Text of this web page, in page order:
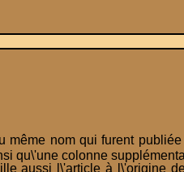
même nom qui furent
qu\'une colonne
aussi l\'article à l\'origine